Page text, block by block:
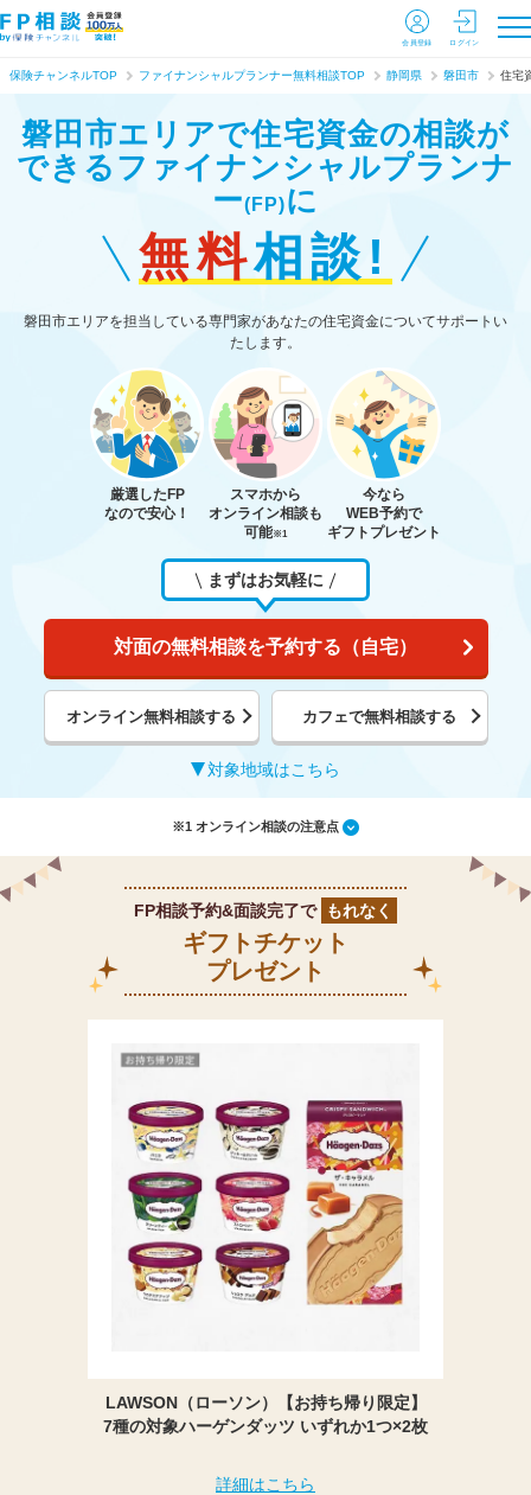
会員登録 ログイン
保険チャンネルTOP ファイナンシャルプランナー無料相談TOP 静岡県 磐田市 住宅
磐田市エリアで住宅資金の相談が
できる ファイナンシャルプランナ
ー(FP)に
無料相談!
磐田市エリアを担当している専門家があなたの住宅資金についてサポートい
たします。
厳選したFP
なので安心！
スマホから
オンライン相談も
可能※1
今なら
WEB予約で
ギフトプレゼント
まずはお気軽に
対面の無料相談を予約する（自宅）
オンライン無料相談する カフェで無料相談する
対象地域はこちら
※1 オンライン相談の注意点
FP相談予約&面談完了で もれなく
ギフトチケット
プレゼント
LAWSON（ローソン）【お持ち帰り限定】
7種の対象ハーゲンダッツ いずれか1つ×2枚
詳細はこちら